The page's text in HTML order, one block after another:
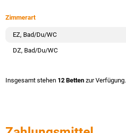
Zimmerart
EZ, Bad/Du/WC
DZ, Bad/Du/WC
Insgesamt stehen 12 Betten zur Verfügung.